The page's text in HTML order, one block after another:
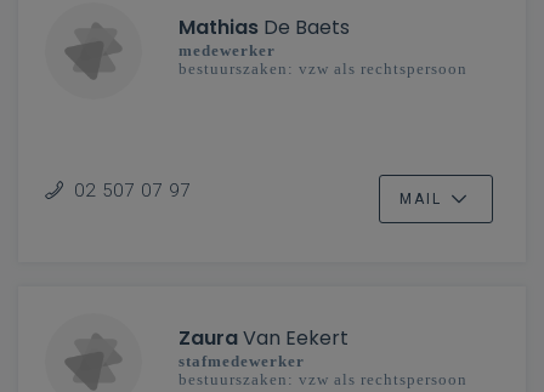
Mathias De Baets
medewerker
bestuurszaken: vzw als rechtspersoon
02 507 07 97 MAIL
ZauraVan Eekert
stafmedewerker
bestuurszaken: vzw als rechtspersoon